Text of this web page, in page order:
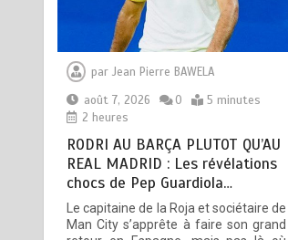
4
BLITTA / SEMINAIRE
NATIONAL DES GOUVERNEURS
ET PREFETS: … Vers
l’optimisation du service public
août 6, 2026
4 minutes
19 heures
5
RECHERCHE ET INNOVATION: Le
Togo ouvre la voie pour
l’enracinement du génie
parJean Pierre BAWELA
août 7, 2026
0
5 minutes
2 heures
RODRI AU BARÇA PLUTOT QU’AU
REAL MADRID : Les révélations
chocs de Pep Guardiola…
Le capitaine de la Roja et sociétaire de
Man City s’apprête à faire son grand